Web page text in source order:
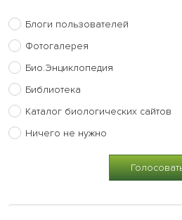
Блоги пользователей
Фотогалерея
Био.Энциклопедия
Библиотека
Каталог биологических сайтов
Ничего не нужно